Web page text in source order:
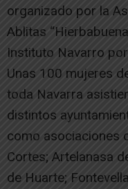
organizado por la
Ablitas
Instituto Navarro
Unas 100 mujeres
toda Navarra
distintos
como asociaciones
Cortes; Artelanasa
de Huarte;